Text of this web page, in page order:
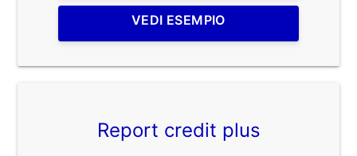
VEDI ESEMPIO
Report credit plus